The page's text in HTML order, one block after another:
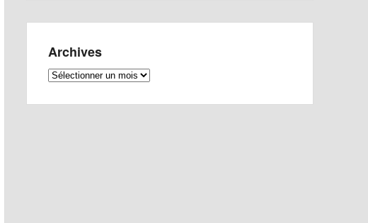
Archives
Archives